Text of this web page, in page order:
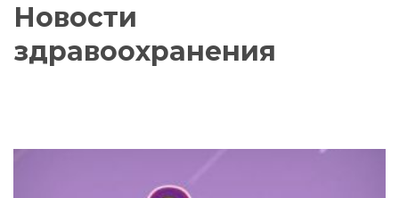
Новости
здравоохранения